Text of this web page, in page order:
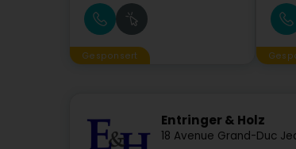
Gesponsert
Entringer & Holz
18 Avenue Grand-Duc